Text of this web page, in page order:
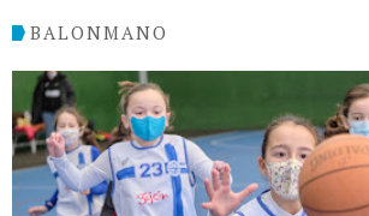
BALONMANO